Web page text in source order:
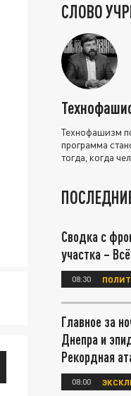
СЛОВО
Технофашизм
программа
тогда, когда
Сводка с
участка –
08:30
Главное за
Днепра и
Рекордная
08:00